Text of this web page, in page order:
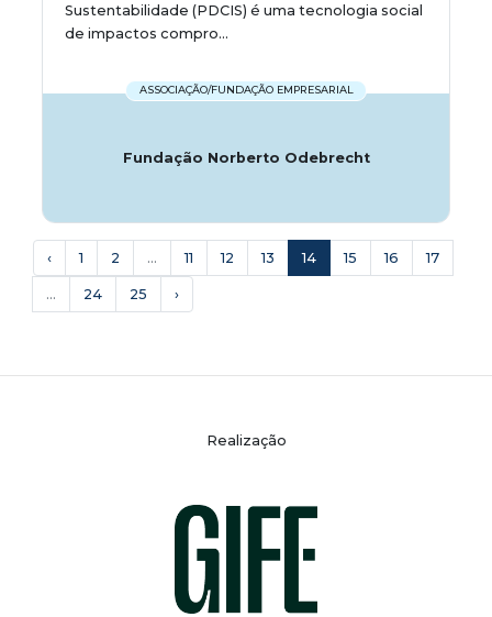
Sustentabilidade (PDCIS) é uma tecnologia social
de impactos compro...
ASSOCIAÇÃO/FUNDAÇÃO EMPRESARIAL
Fundação Norberto Odebrecht
‹ 1 2 ... 11 12 13 14 15 16 17
... 24 25 ›
Realização